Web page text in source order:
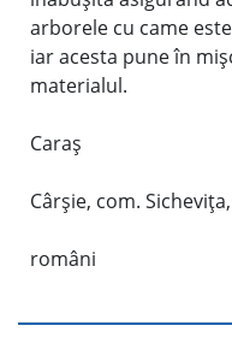
arborele cu came
iar acesta pune în
materialul.
Caraş
Cârşie, com.
români